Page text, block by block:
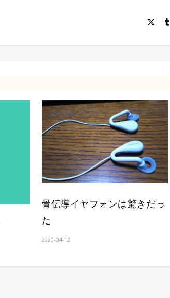
骨伝導イヤフォンは驚きだっ
た
2020-04-12